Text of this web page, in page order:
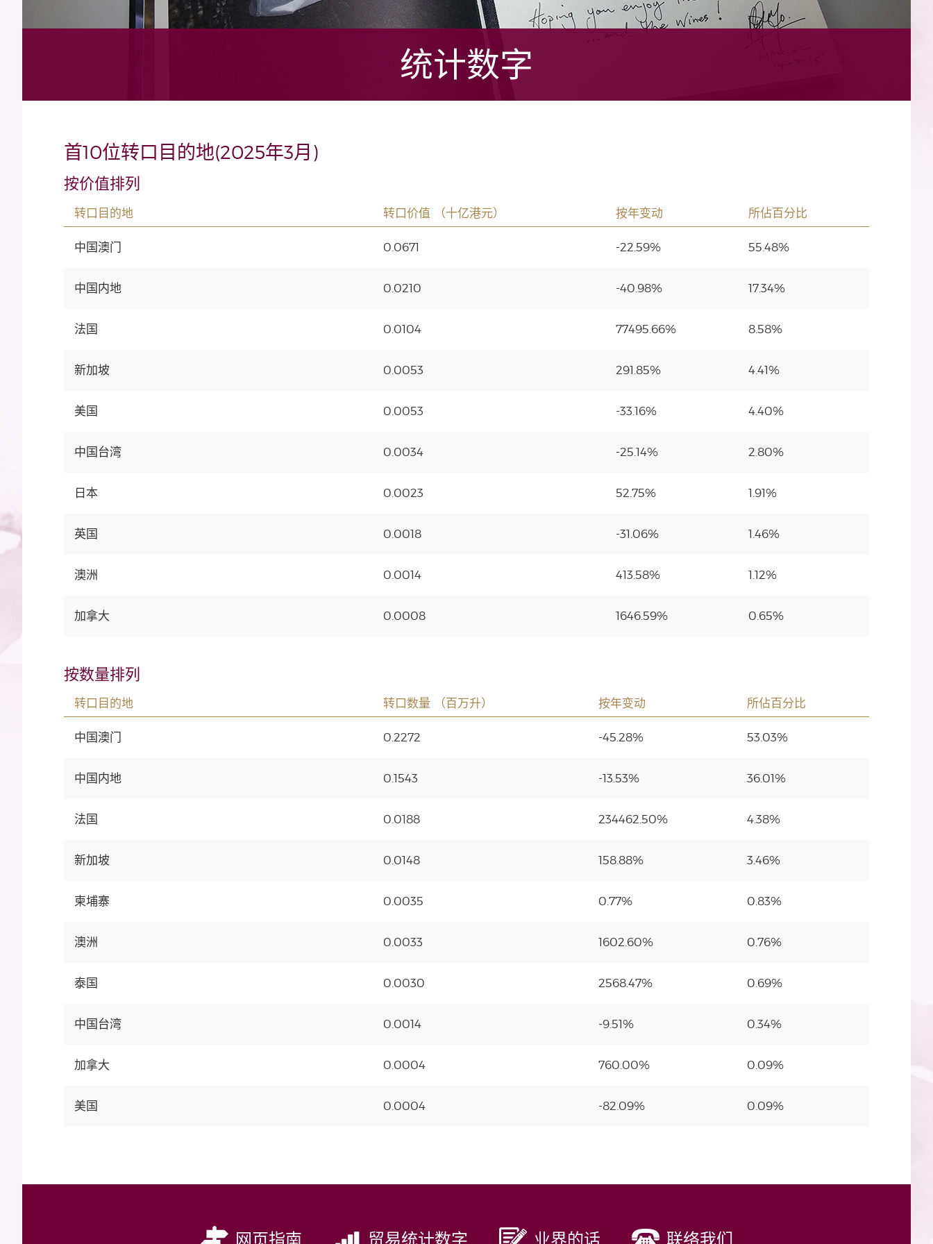
统计数字
首10位转口目的地(2025年3月)
按价值排列
转口目的地 转口价值 （十亿港元） 按年变动 所佔百分比
中国澳门 0.0671 -22.59% 55.48%
中国内地 0.0210 -40.98% 17.34%
法国 0.0104 77495.66% 8.58%
新加坡 0.0053 291.85% 4.41%
美国 0.0053 -33.16% 4.40%
中国台湾 0.0034 -25.14% 2.80%
日本 0.0023 52.75% 1.91%
英国 0.0018 -31.06% 1.46%
澳洲 0.0014 413.58% 1.12%
加拿大 0.0008 1646.59% 0.65%
按数量排列
转口目的地 转口数量 （百万升） 按年变动 所佔百分比
中国澳门 0.2272 -45.28% 53.03%
中国内地 0.1543 -13.53% 36.01%
法国 0.0188 234462.50% 4.38%
新加坡 0.0148 158.88% 3.46%
柬埔寨 0.0035 0.77% 0.83%
澳洲 0.0033 1602.60% 0.76%
泰国 0.0030 2568.47% 0.69%
中国台湾 0.0014 -9.51% 0.34%
加拿大 0.0004 760.00% 0.09%
美国 0.0004 -82.09% 0.09%
网页指南 贸易统计数字 业界的话 联络我们